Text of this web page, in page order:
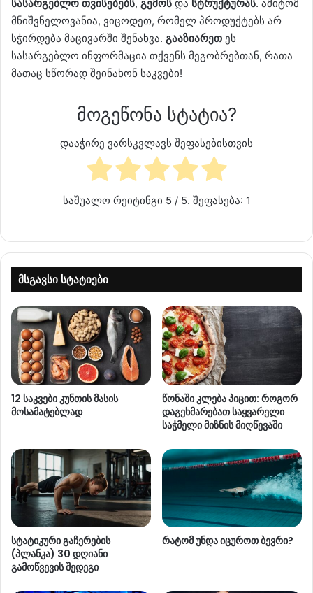
სასარგებლო თვისებებს, გემოს და სტრუქტურას. ამიტომ
მნიშვნელოვანია, ვიცოდეთ, რომელ პროდუქტებს არ
სჭირდება მაცივარში შენახვა. გააზიარეთ ეს
სასარგებლო ინფორმაცია თქვენს მეგობრებთან, რათა
მათაც სწორად შეინახონ საკვები!
მოგეწონა სტატია?
დააჭირე ვარსკვლავს შეფასებისთვის
საშუალო რეიტინგი 5 / 5. შეფასება: 1
მსგავსი სტატიები
12 საკვები კუნთის მასის
მოსამატებლად
წონაში კლება პიცით: როგორ
დაგეხმარებათ საყვარელი
საჭმელი მიზნის მიღწევაში
სტატიკური გაჩერების
(პლანკა) 30 დღიანი
გამოწვევის შედეგი
რატომ უნდა იცუროთ ბევრი?